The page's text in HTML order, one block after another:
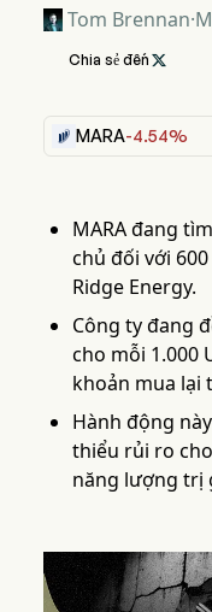
Tom Brennan·
Chia sẻ đến 
MARA-4.54%
MARA đang
chủ đối với
Ridge Energy.
Công ty đang
cho mỗi 1.000
khoản mua lại
Hành động
thiểu rủi ro
năng lượng trị